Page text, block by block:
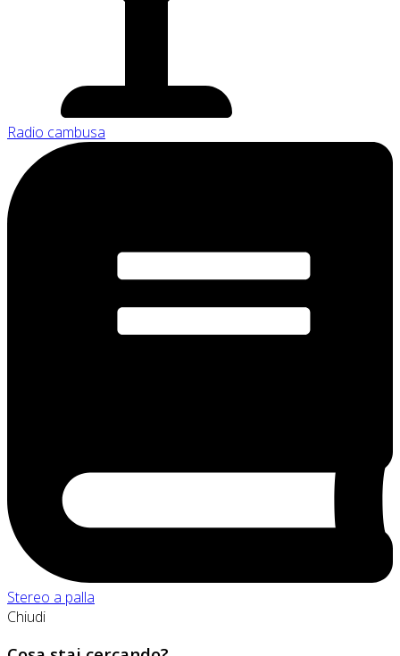
Radio cambusa
Stereo a palla
Chiudi